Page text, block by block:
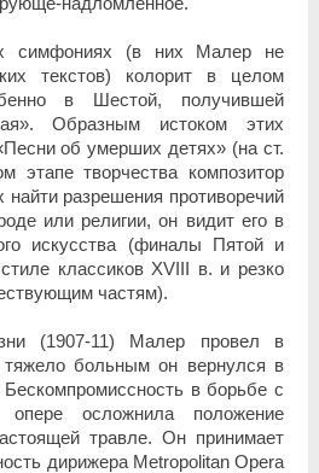
симфониях (в них Малер не
текстов) колорит в целом
в Шестой, получившей
Образным истоком этих
об умерших детях» (на ст.
этапе творчества композитор
разрешения противоречий
или религии, он видит его в
искусства (финалы Пятой и
классиков XVIII в. и резко
частям).
(1907-11) Малер провел в
больным он вернулся в
в борьбе с
осложнила положение
травле. Он принимает
дирижера Metropolitan Opera